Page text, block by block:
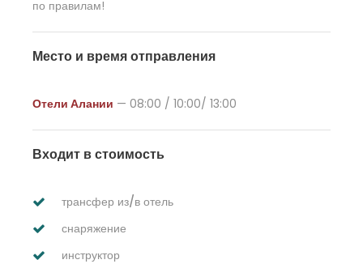
по правилам!
Место и время отправления
Отели Алании — 08:00 / 10:00/ 13:00
Входит в стоимость
трансфер из/в отель
снаряжение
инструктор